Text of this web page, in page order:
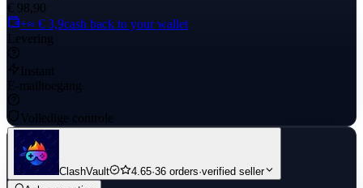
€ 98,90
+≈ € 3,9cash back to your wallet
Levering
Instant
E-mailtoegang
Volledige controle
ClashVault 4.65·36 orders·verified seller